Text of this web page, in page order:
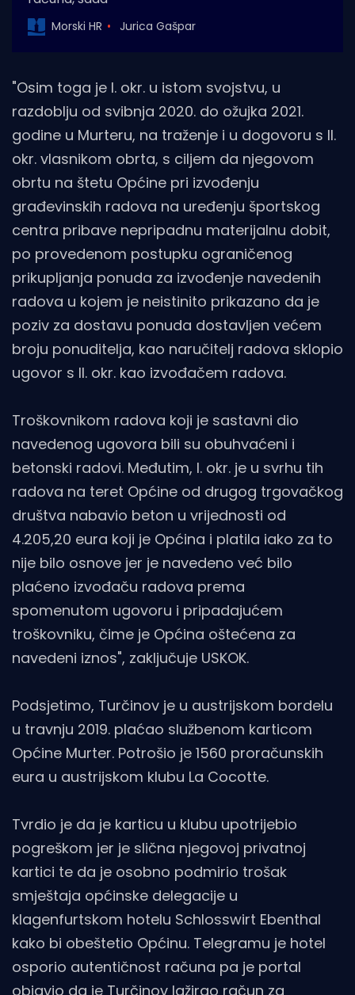
Morski HR Jurica Gašpar
"Osim toga je I. okr. u istom svojstvu, u
razdoblju od svibnja 2020. do ožujka 2021.
godine u Murteru, na traženje i u dogovoru s II.
okr. vlasnikom obrta, s ciljem da njegovom
obrtu na štetu Općine pri izvođenju
građevinskih radova na uređenju športskog
centra pribave nepripadnu materijalnu dobit,
po provedenom postupku ograničenog
prikupljanja ponuda za izvođenje navedenih
radova u kojem je neistinito prikazano da je
poziv za dostavu ponuda dostavljen većem
broju ponuditelja, kao naručitelj radova sklopio
ugovor s II. okr. kao izvođačem radova.
Troškovnikom radova koji je sastavni dio
navedenog ugovora bili su obuhvaćeni i
betonski radovi. Međutim, I. okr. je u svrhu tih
radova na teret Općine od drugog trgovačkog
društva nabavio beton u vrijednosti od
4.205,20 eura koji je Općina i platila iako za to
nije bilo osnove jer je navedeno već bilo
plaćeno izvođaču radova prema
spomenutom ugovoru i pripadajućem
troškovniku, čime je Općina oštećena za
navedeni iznos", zaključuje USKOK.
Podsjetimo, Turčinov je u austrijskom bordelu
u travnju 2019. plaćao službenom karticom
Općine Murter. Potrošio je 1560 proračunskih
eura u austrijskom klubu La Cocotte.
Tvrdio je da je karticu u klubu upotrijebio
pogreškom jer je slična njegovoj privatnoj
kartici te da je osobno podmirio trošak
smještaja općinske delegacije u
klagenfurtskom hotelu Schlosswirt Ebenthal
kako bi obeštetio Općinu. Telegramu je hotel
osporio autentičnost računa pa je portal
objavio da je Turčinov lažirao račun za